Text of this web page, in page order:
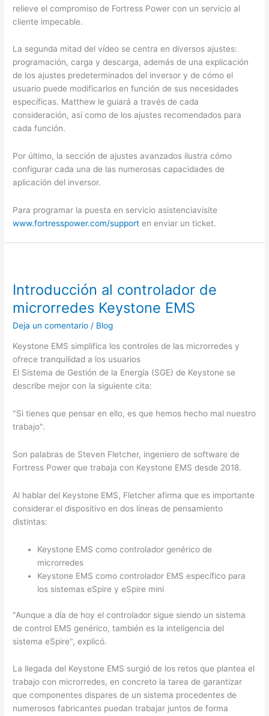
relieve el compromiso de Fortress Power con un servicio al
cliente impecable.
La segunda mitad del vídeo se centra en diversos ajustes:
programación, carga y descarga, además de una explicación
de los ajustes predeterminados del inversor y de cómo el
usuario puede modificarlos en función de sus necesidades
específicas. Matthew le guiará a través de cada
consideración, así como de los ajustes recomendados para
cada función.
Por último, la sección de ajustes avanzados ilustra cómo
configurar cada una de las numerosas capacidades de
aplicación del inversor.
Para programar la puesta en servicioasistenciavisite
www.fortresspower.com/support enenviar un ticket.
Introducción al controlador de
microrredes Keystone EMS
Deja un comentario / Blog
Keystone EMS simplifica los controles de las microrredes y
ofrece tranquilidad a los usuarios
El Sistema de Gestión de la Energía (SGE) de Keystone se
describe mejor con la siguiente cita:
"Si tienes que pensar en ello, es que hemos hecho mal nuestro
trabajo".
Son palabras de Steven Fletcher, ingeniero de software de
Fortress Power que trabaja con Keystone EMS desde 2018.
Al hablar del Keystone EMS, Fletcher afirma que es importante
considerar el dispositivo en dos líneas de pensamiento
distintas:
Keystone EMS como controlador genérico de
microrredes
Keystone EMS como controlador EMS específico para
los sistemas eSpire y eSpire mini
"Aunque a día de hoy el controlador sigue siendo un sistema
de control EMS genérico, también es la inteligencia del
sistema eSpire", explicó.
La llegada del Keystone EMS surgió de los retos que plantea el
trabajo con microrredes, en concreto la tarea de garantizar
que componentes dispares de un sistema procedentes de
numerosos fabricantes puedan trabajar juntos de forma